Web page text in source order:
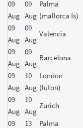
09
Aug
09
Aug
Palma
(mallorca Is)
09
Aug
09
Aug
Valencia
09
Aug
09
Aug
Barcelona
09
Aug
10
Aug
London
(luton)
09
Aug
10
Aug
Zurich
09
13
Palma